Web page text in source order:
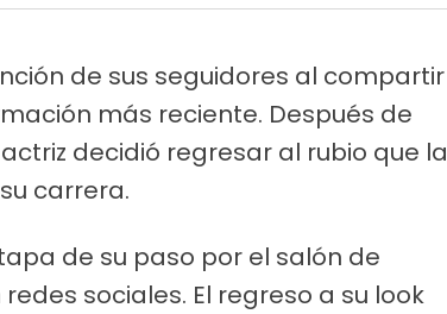
de sus seguidores al compartir
más reciente. Después de
decidió regresar al rubio que la
carrera.
de su paso por el salón de
sociales. El regreso a su look